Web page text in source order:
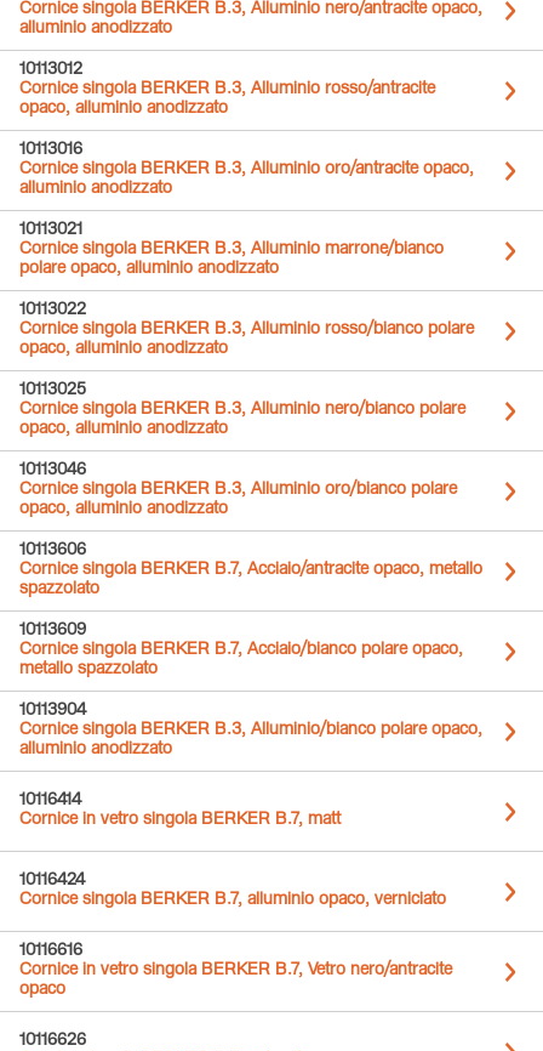
Cornice singola BERKER B.3, Alluminio nero/antracite opaco,
alluminio anodizzato
10113012
Cornice singola BERKER B.3, Alluminio rosso/antracite
opaco, alluminio anodizzato
10113016
Cornice singola BERKER B.3, Alluminio oro/antracite opaco,
alluminio anodizzato
10113021
Cornice singola BERKER B.3, Alluminio marrone/bianco
polare opaco, alluminio anodizzato
10113022
Cornice singola BERKER B.3, Alluminio rosso/bianco polare
opaco, alluminio anodizzato
10113025
Cornice singola BERKER B.3, Alluminio nero/bianco polare
opaco, alluminio anodizzato
10113046
Cornice singola BERKER B.3, Alluminio oro/bianco polare
opaco, alluminio anodizzato
10113606
Cornice singola BERKER B.7, Acciaio/antracite opaco, metallo
spazzolato
10113609
Cornice singola BERKER B.7, Acciaio/bianco polare opaco,
metallo spazzolato
10113904
Cornice singola BERKER B.3, Alluminio/bianco polare opaco,
alluminio anodizzato
10116414
Cornice in vetro singola BERKER B.7, matt
10116424
Cornice singola BERKER B.7, alluminio opaco, verniciato
10116616
Cornice in vetro singola BERKER B.7, Vetro nero/antracite
opaco
10116626